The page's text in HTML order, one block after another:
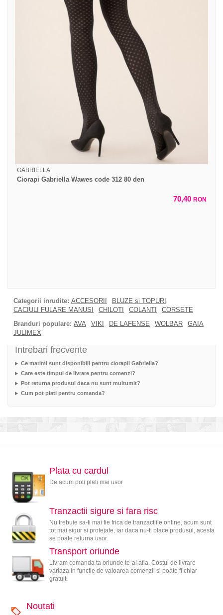
GABRIELLA
Ciorapi Gabriella Wawes code 312 80 den
70,40 RON
Categorii inrudite: ACCESORII
BLUZE si TOPURI
CACIULI FULARE MANUSI
CHILOTI COLANTI
CORSETE
Branduri populare: AVA VIKI DE LAFENSE WOLBAR
GAIA
JULIMEX
Intrebari frecvente
Ce marimi sunt disponibili pentru ciorapii Gabriella?
Care este timpul de livrare pentru comenzi?
Pot returna produsul daca nu sunt multumit?
Cum pot plati pentru comanda?
Plata cu cardul
De acum poti plati mai usor
Tranzactii sigure si fara risc
Nu trebuie sa-ti mai fie frica de tranzactiile online, acum sunt
tot mai sigur si protejate, iar daca nu-ti place produsul, acesta
se poate returna usor.
Transport oriunde
Livram comanda ta oriunde te-ai afla. Costul de livrare
variaza in functie de valoarea comenzii si poate fi chiar
gratuit.
Noutati